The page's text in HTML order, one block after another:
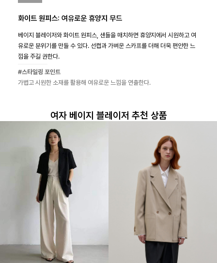
화이트 원피스: 여유로운 휴양지 무드
베이지 블레이저와 화이트 원피스, 샌들을 매치하면 휴양지에서 시원하고 여
유로운 분위기를 만들 수 있다. 선캡과 가벼운 스카프를 더해 더욱 편안한 느
낌을 주길 권한다.
#스타일링 포인트
가볍고 시원한 소재를 활용해 여유로운 느낌을 연출한다.
여자 베이지 블레이저 추천 상품